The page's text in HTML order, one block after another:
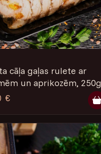
cāļa gaļas rulete ar
un aprikozēm, 250g
€